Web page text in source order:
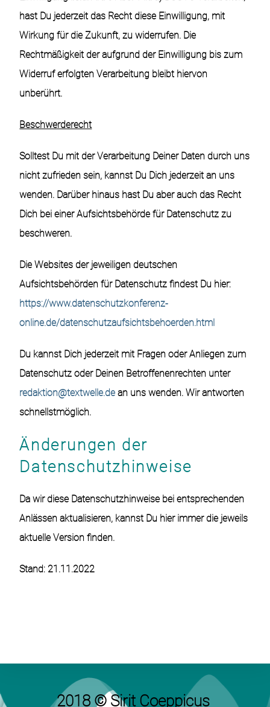
hast Du jederzeit das Recht diese Einwilligung, mit
Wirkung für die Zukunft, zu widerrufen. Die
Rechtmäßigkeit der aufgrund der Einwilligung bis zum
Widerruf erfolgten Verarbeitung bleibt hiervon
unberührt.
Beschwerderecht
Solltest Du mit der Verarbeitung Deiner Daten durch uns
nicht zufrieden sein, kannst Du Dich jederzeit an uns
wenden. Darüber hinaus hast Du aber auch das Recht
Dich bei einer Aufsichtsbehörde für Datenschutz zu
beschweren.
Die Websites der jeweiligen deutschen
Aufsichtsbehörden für Datenschutz findest Du hier:
https://www.datenschutzkonferenz-
online.de/datenschutzaufsichtsbehoerden.html
Du kannst Dich jederzeit mit Fragen oder Anliegen zum
Datenschutz oder Deinen Betroffenenrechten unter
redaktion@textwelle.de an uns wenden. Wir antworten
schnellstmöglich.
Änderungen der
Datenschutzhinweise
Da wir diese Datenschutzhinweise bei entsprechenden
Anlässen aktualisieren, kannst Du hier immer die jeweils
aktuelle Version finden.
Stand: 21.11.2022
2018 © Sirit Coeppicus